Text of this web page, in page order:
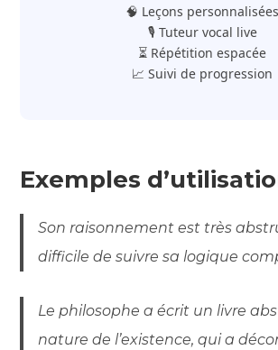
🧠 Leçons personnalisées
🎙️ Tuteur vocal live
⏳ Répétition espacée
📈 Suivi de progression
Exemples
Son raisonnement est très
difficile de suivre sa logique
Le philosophe a écrit un livre
nature de l’existence, qui a